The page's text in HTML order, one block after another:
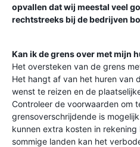
opvallen dat wij meestal veel
rechtstreeks bij de bedrijven
Kan ik de grens over met mijn
Het oversteken van de grens
Het hangt af van het huren van
wenst te reizen en de
Controleer de voorwaarden om
grensoverschrijdende is
kunnen extra kosten in rekening
sommige landen kan het